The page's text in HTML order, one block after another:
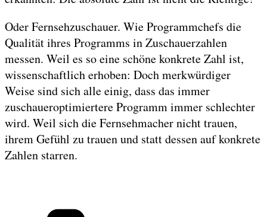
Oder Fernsehzuschauer. Wie Programmchefs die
Qualität ihres Programms in Zuschauerzahlen
messen. Weil es so eine schöne konkrete Zahl ist,
wissenschaftlich erhoben: Doch merkwürdiger
Weise sind sich alle einig, dass das immer
zuschaueroptimiertere Programm immer schlechter
wird. Weil sich die Fernsehmacher nicht trauen,
ihrem Gefühl zu trauen und statt dessen auf konkrete
Zahlen starren.